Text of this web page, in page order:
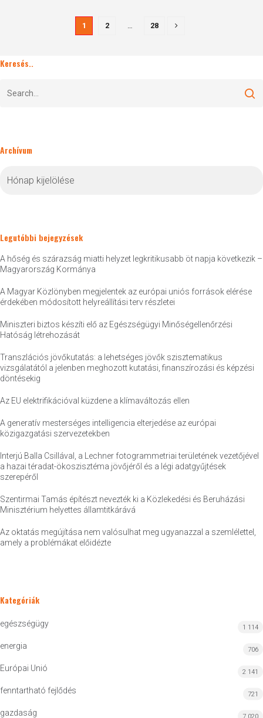
1 2 … 28
Keresés..
Archívum
Legutóbbi bejegyzések
A hőség és szárazság miatti helyzet legkritikusabb öt napja következik –
Magyarország Kormánya
A Magyar Közlönyben megjelentek az európai uniós források elérése
érdekében módosított helyreállítási terv részletei
Miniszteri biztos készíti elő az Egészségügyi Minőségellenőrzési
Hatóság létrehozását
Transzlációs jövőkutatás: a lehetséges jövők szisztematikus
vizsgálatától a jelenben meghozott kutatási, finanszírozási és képzési
döntésekig
Az EU elektrifikációval küzdene a klímaváltozás ellen
A generatív mesterséges intelligencia elterjedése az európai
közigazgatási szervezetekben
Interjú Balla Csillával, a Lechner fotogrammetriai területének vezetőjével
a hazai téradat-ökoszisztéma jövőjéről és a légi adatgyűjtések
szerepéről
Szentirmai Tamás építészt nevezték ki a Közlekedési és Beruházási
Minisztérium helyettes államtitkárává
Az oktatás megújítása nem valósulhat meg ugyanazzal a szemlélettel,
amely a problémákat előidézte
Kategóriák
egészségügy 1 114
energia 706
Európai Unió 2 141
fenntartható fejlődés 721
gazdaság 7 020